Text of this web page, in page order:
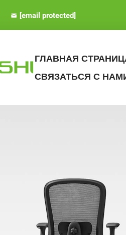
[email protected]
ГЛАВНАЯ
СВЯЗАТЬСЯ С